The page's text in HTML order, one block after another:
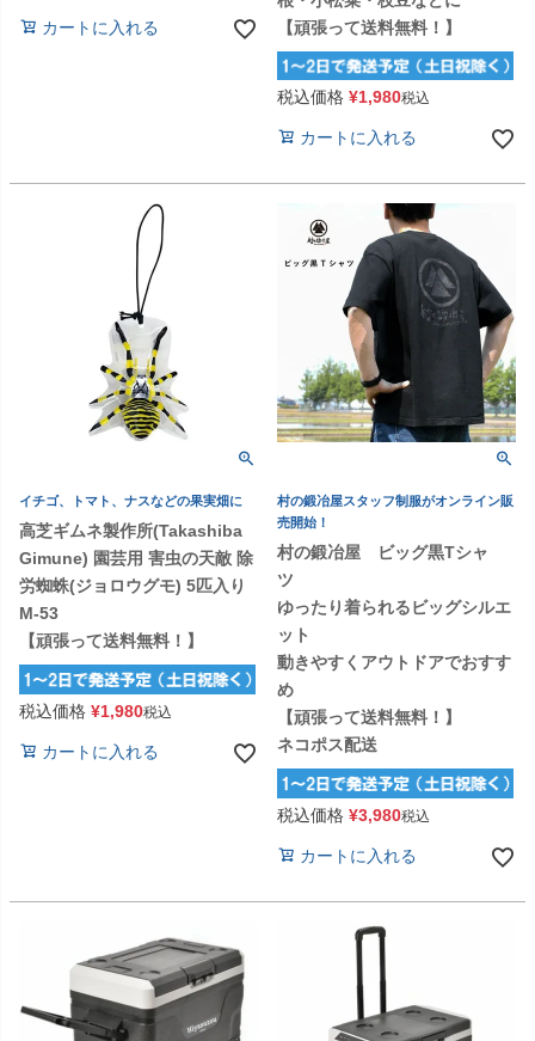
カートに入れる
【頑張って送料無料！】
税込価格 ¥1,980税込
カートに入れる
イチゴ、トマト、ナスなどの果実畑に
高芝ギムネ製作所(Takashiba
Gimune) 園芸用 害虫の天敵 除
労蜘蛛(ジョロウグモ) 5匹入り
M-53
【頑張って送料無料！】
税込価格 ¥1,980税込
カートに入れる
村の鍛冶屋スタッフ制服がオンライン販
売開始！
村の鍛冶屋 ビッグ黒Tシャ
ツ
ゆったり着られるビッグシルエ
ット
動きやすくアウトドアでおすす
め
【頑張って送料無料！】
ネコポス配送
税込価格 ¥3,980税込
カートに入れる